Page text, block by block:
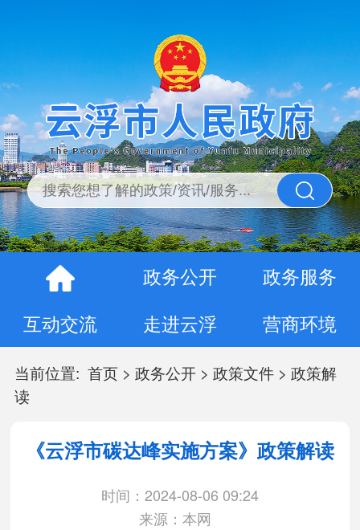
政务公开
政务服务
互动交流
走进云浮 营商环境
当前位置: 首页> 政务公开> 政策文件> 政策解
读
《云浮市碳达峰实施方案》政策解读
时间：2024-08-06 09:24
来源：本网